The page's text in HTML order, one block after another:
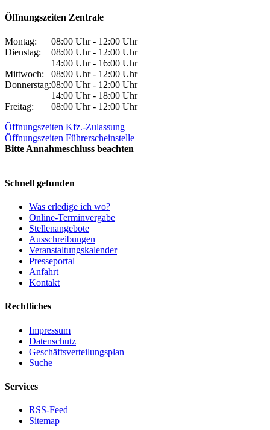
Öffnungszeiten Zentrale
Montag:
08:00 Uhr - 12:00 Uhr
Dienstag:
08:00 Uhr - 12:00 Uhr
14:00 Uhr - 16:00 Uhr
Mittwoch:
08:00 Uhr - 12:00 Uhr
Donnerstag:08:00 Uhr - 12:00 Uhr
14:00 Uhr - 18:00 Uhr
Freitag:
08:00 Uhr - 12:00 Uhr
Öffnungszeiten Kfz.-Zulassung
Öffnungszeiten Führerscheinstelle
Bitte Annahmeschluss beachten
Schnell gefunden
Was erledige ich wo?
Online-Terminvergabe
Stellenangebote
Ausschreibungen
Veranstaltungskalender
Presseportal
Anfahrt
Kontakt
Rechtliches
Impressum
Datenschutz
Geschäftsverteilungsplan
Suche
Services
RSS-Feed
Sitemap